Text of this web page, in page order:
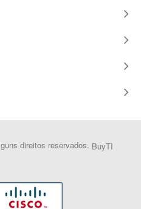
direitos reservados. BuyTI